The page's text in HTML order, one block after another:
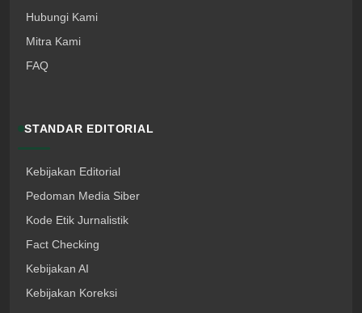
Hubungi Kami
Mitra Kami
FAQ
STANDAR EDITORIAL
Kebijakan Editorial
Pedoman Media Siber
Kode Etik Jurnalistik
Fact Checking
Kebijakan AI
Kebijakan Koreksi